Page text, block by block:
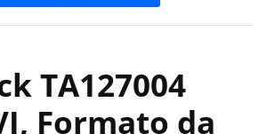
TA127004
Formato da